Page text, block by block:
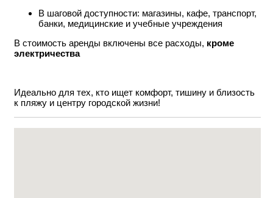
В шаговой доступности: магазины, кафе, транспорт,
банки, медицинские и учебные учреждения
В стоимость аренды включены все расходы, кроме
электричества
Идеально для тех, кто ищет комфорт, тишину и близость
к пляжу и центру городской жизни!